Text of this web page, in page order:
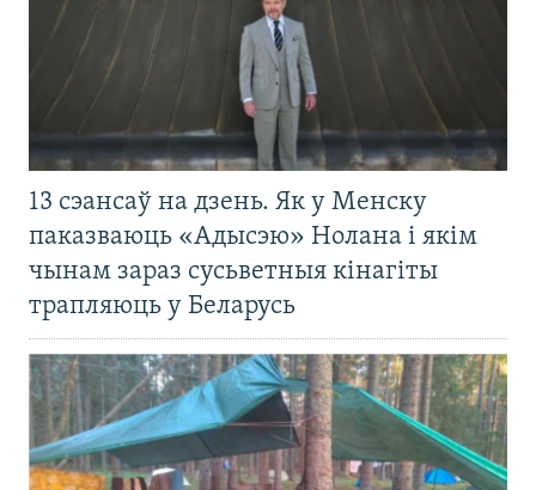
13 сэансаў на дзень. Як у Менску
паказваюць «Адысэю» Нолана і якім
чынам зараз сусьветныя кінагіты
трапляюць у Беларусь